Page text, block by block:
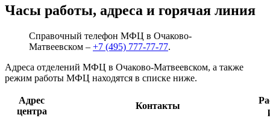
Часы работы, адреса и горячая линия
Справочный телефон МФЦ в Очаково-
Матвеевском – +7 (495) 777-77-77.
Адреса отделений МФЦ в Очаково-Матвеевском, а также
режим работы МФЦ находятся в списке ниже.
Адрес
центра
Контакты